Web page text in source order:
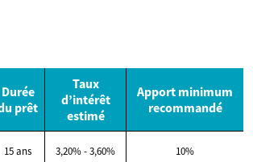
Durée
prêt
Taux
d’intérêt
estimé
Apport minimum
recommandé
15 ans 3,20% - 3,60% 10%